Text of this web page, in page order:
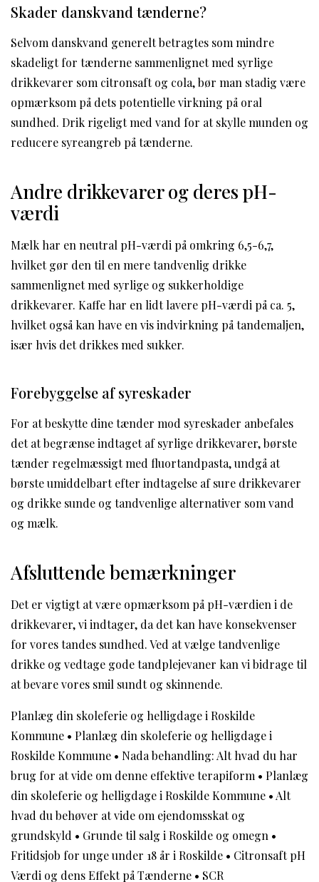
Skader danskvand tænderne?
Selvom danskvand generelt betragtes som mindre
skadeligt for tænderne sammenlignet med syrlige
drikkevarer som citronsaft og cola, bør man stadig være
opmærksom på dets potentielle virkning på oral
sundhed. Drik rigeligt med vand for at skylle munden og
reducere syreangreb på tænderne.
Andre drikkevarer og deres pH-
værdi
Mælk har en neutral pH-værdi på omkring 6,5-6,7,
hvilket gør den til en mere tandvenlig drikke
sammenlignet med syrlige og sukkerholdige
drikkevarer. Kaffe har en lidt lavere pH-værdi på ca. 5,
hvilket også kan have en vis indvirkning på tandemaljen,
især hvis det drikkes med sukker.
Forebyggelse af syreskader
For at beskytte dine tænder mod syreskader anbefales
det at begrænse indtaget af syrlige drikkevarer, børste
tænder regelmæssigt med fluortandpasta, undgå at
børste umiddelbart efter indtagelse af sure drikkevarer
og drikke sunde og tandvenlige alternativer som vand
og mælk.
Afsluttende bemærkninger
Det er vigtigt at være opmærksom på pH-værdien i de
drikkevarer, vi indtager, da det kan have konsekvenser
for vores tandes sundhed. Ved at vælge tandvenlige
drikke og vedtage gode tandplejevaner kan vi bidrage til
at bevare vores smil sundt og skinnende.
Planlæg din skoleferie og helligdage i Roskilde
Kommune • Planlæg din skoleferie og helligdage i
Roskilde Kommune • Nada behandling: Alt hvad du har
brug for at vide om denne effektive terapiform • Planlæg
din skoleferie og helligdage i Roskilde Kommune • Alt
hvad du behøver at vide om ejendomsskat og
grundskyld • Grunde til salg i Roskilde og omegn •
Fritidsjob for unge under 18 år i Roskilde • Citronsaft pH
Værdi og dens Effekt på Tænderne • SCR